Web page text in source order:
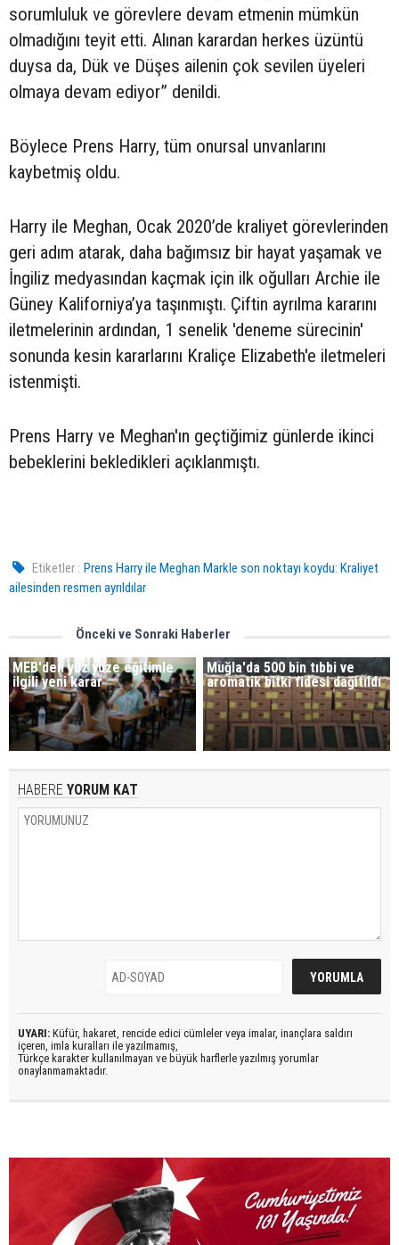
sorumluluk ve görevlere devam etmenin mümkün
olmadığını teyit etti. Alınan karardan herkes üzüntü
duysa da, Dük ve Düşes ailenin çok sevilen üyeleri
olmaya devam ediyor” denildi.
Böylece Prens Harry, tüm onursal unvanlarını
kaybetmiş oldu.
​Harry ile Meghan, Ocak 2020’de kraliyet görevlerinden
geri adım atarak, daha bağımsız bir hayat yaşamak ve
İngiliz medyasından kaçmak için ilk oğulları Archie ile
Güney Kaliforniya’ya taşınmıştı. Çiftin ayrılma kararını
iletmelerinin ardından, 1 senelik 'deneme sürecinin'
sonunda kesin kararlarını Kraliçe Elizabeth'e iletmeleri
istenmişti.
Prens Harry ve Meghan'ın geçtiğimiz günlerde ikinci
bebeklerini bekledikleri açıklanmıştı.
Etiketler : Prens Harry ile Meghan Markle son noktayı koydu: Kraliyet
ailesinden resmen ayrıldılar
Önceki ve Sonraki Haberler
MEB'den yüz yüze eğitimle
ilgili yeni karar
Muğla'da 500 bin tıbbi ve
aromatik bitki fidesi dağıtıldı
HABERE YORUM KAT
UYARI: Küfür, hakaret, rencide edici cümleler veya imalar, inançlara saldırı
içeren, imla kuralları ile yazılmamış,
Türkçe karakter kullanılmayan ve büyük harflerle yazılmış yorumlar
onaylanmamaktadır.